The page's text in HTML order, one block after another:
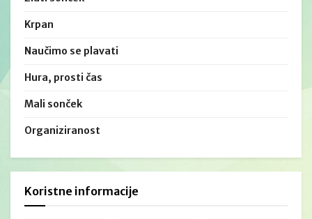
Krpan
Naučimo se plavati
Hura, prosti čas
Mali sonček
Organiziranost
Koristne informacije